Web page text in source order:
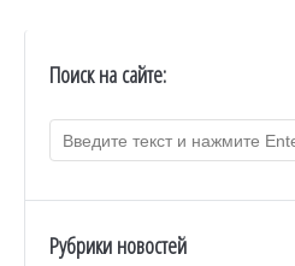
Поиск на сайте:
Рубрики новостей